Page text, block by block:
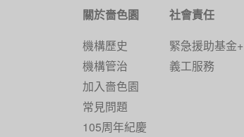
關於嗇色園
機構歷史
機構管治
加入嗇色園
常見問題
105周年紀慶
社會責任
緊急援助基金+
義工服務